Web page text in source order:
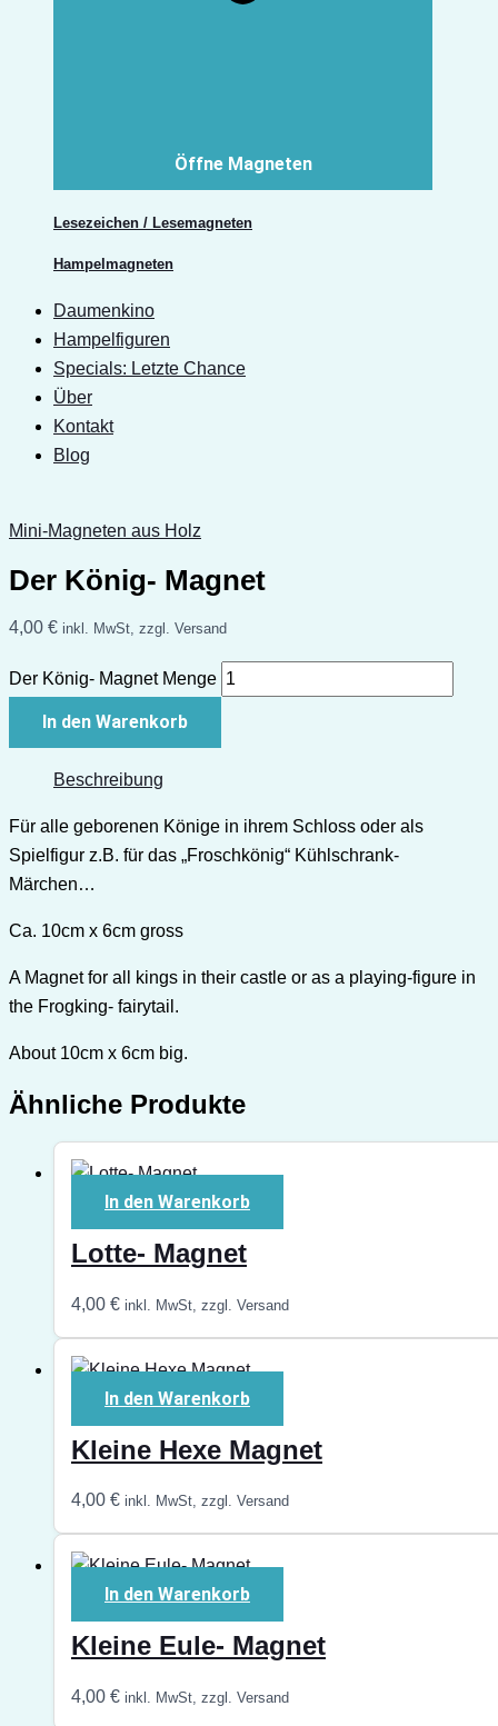
Öffne Magneten
Lesezeichen / Lesemagneten
Hampelmagneten
Daumenkino
Hampelfiguren
Specials: Letzte Chance
Über
Kontakt
Blog
Mini-Magneten aus Holz
Der König- Magnet
4,00 € inkl. MwSt, zzgl. Versand
Der König- Magnet Menge
In den Warenkorb
Beschreibung
Für alle geborenen Könige in ihrem Schloss oder als
Spielfigur z.B. für das „Froschkönig“ Kühlschrank-
Märchen…
Ca. 10cm x 6cm gross
A Magnet for all kings in their castle or as a playing-figure in
the Frogking- fairytail.
About 10cm x 6cm big.
Ähnliche Produkte
In den Warenkorb
Lotte- Magnet
4,00 € inkl. MwSt, zzgl. Versand
In den Warenkorb
Kleine Hexe Magnet
4,00 € inkl. MwSt, zzgl. Versand
In den Warenkorb
Kleine Eule- Magnet
4,00 € inkl. MwSt, zzgl. Versand